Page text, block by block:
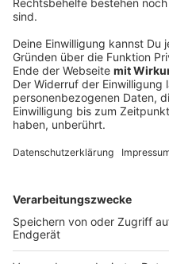
Kumpels erzählen, so der
Opferschutzorganisation.
Anlaufstellen für
Das
Der Weiße Ring:
Schutzwohnungen
wählen!
Anzeige